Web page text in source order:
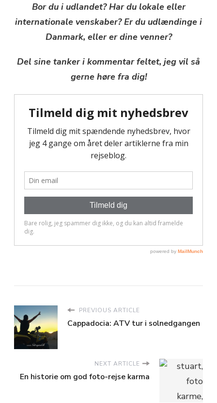
Bor du i udlandet? Har du lokale eller
internationale venskaber? Er du udlændinge i
Danmark, eller er dine venner?
Del sine tanker i kommentar feltet, jeg vil så
gerne høre fra dig!
PREVIOUS ARTICLE
Cappadocia: ATV tur i solnedgangen
NEXT ARTICLE
En historie om god foto-rejse karma